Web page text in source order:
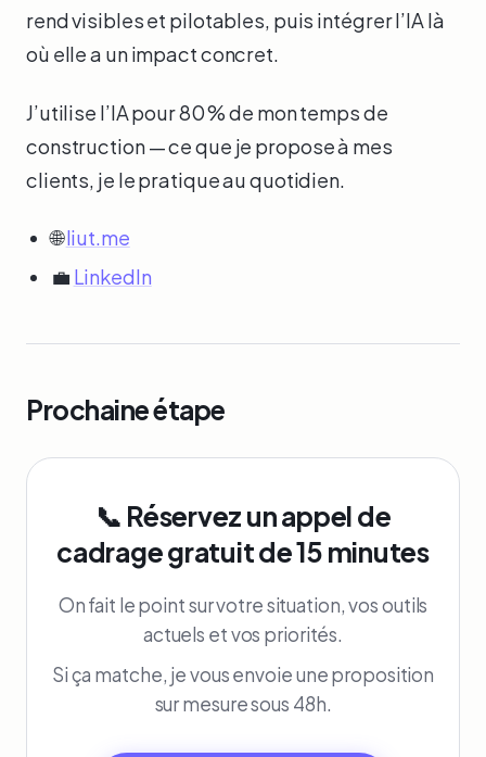
rend visibles et pilotables, puis intégrer l’IA là
où elle a un impact concret.
J’utilise l’IA pour 80 % de mon temps de
construction — ce que je propose à mes
clients, je le pratique au quotidien.
🌐liut.me
💼 LinkedIn
Prochaine étape
📞 Réservez un appel de
cadrage gratuit de 15 minutes
On fait le point sur votre situation, vos outils
actuels et vos priorités.
Si ça matche, je vous envoie une proposition
sur mesure sous 48h.